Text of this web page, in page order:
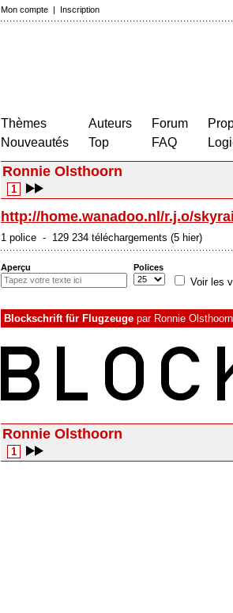
Mon compte | Inscription
Thèmes
Nouveautés
Auteurs
Top
Forum
FAQ
Ronnie Olsthoorn
1
http://home.wanadoo.nl/r.j.o/
1 police - 129 234 téléchargements (5 hier)
Aperçu Polices
Voir les
Blockschrift für Flugzeuge par Ronnie Olsthoorn
Ronnie Olsthoorn
1